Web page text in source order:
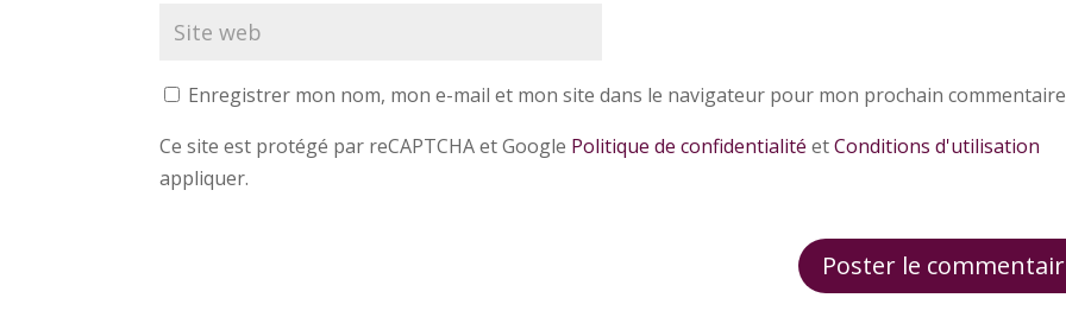
Enregistrer mon nom, mon e-mail et mon site dans le navigateur pour mon prochain
Ce site est protégé par reCAPTCHA et Google Politique de confidentialité etConditions d'utilisation
appliquer.